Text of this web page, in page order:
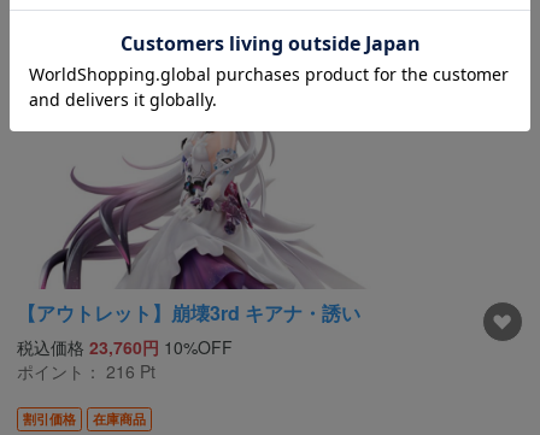
【アウトレット】崩壊3rd キアナ・誘い
税込価格 23,760円 10%OFF
ポイント： 216 Pt
割引価格 在庫商品